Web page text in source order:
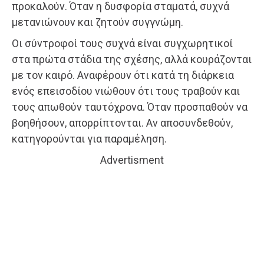
προκαλούν. Όταν η δυσφορία σταματά, συχνά
μετανιώνουν και ζητούν συγγνώμη.
Οι σύντροφοί τους συχνά είναι συγχωρητικοί
στα πρώτα στάδια της σχέσης, αλλά κουράζονται
με τον καιρό. Αναφέρουν ότι κατά τη διάρκεια
ενός επεισοδίου νιώθουν ότι τους τραβούν και
τους απωθούν ταυτόχρονα. Όταν προσπαθούν να
βοηθήσουν, απορρίπτονται. Αν αποσυνδεθούν,
κατηγορούνται για παραμέληση.
Advertisment